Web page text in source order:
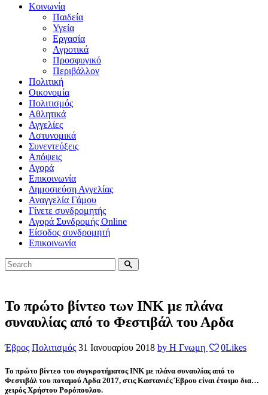
Κοινωνία
Παιδεία
Υγεία
Εργασία
Αγροτικά
Προσφυγικό
Περιβάλλον
Πολιτική
Οικονομία
Πολιτισμός
Αθλητικά
Αγγελίες
Αστυνομικά
Συνεντεύξεις
Απόψεις
Αγορά
Επικοινωνία
Δημοσιεύση Αγγελίας
Αναγγελία Γάμου
Γίνετε συνδρομητής
Αγορά Συνδρομής Online
Είσοδος συνδρομητή
Επικοινωνία
Το πρώτο βίντεο των ΙΝΚ με πλάνα
συναυλίας από το Φεστιβάλ του Αρδα
Έβρος Πολιτισμός 31 Ιανουαρίου 2018 by Η Γνωμη 0Likes
Το πρώτο βίντεο του συγκροτήματος ΙΝΚ με πλάνα συναυλίας από το
Φεστιβάλ του ποταμού Αρδα 2017, στις Καστανιές Έβρου είναι έτοιμο δια…
χειρός Χρήστου Ρορόπουλου.